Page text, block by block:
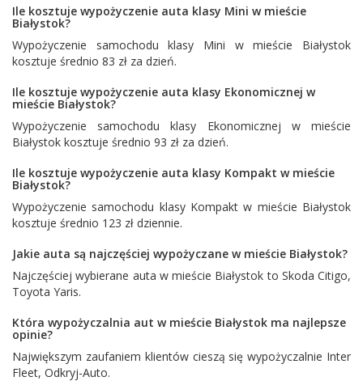
Ile kosztuje wypożyczenie auta klasy Mini w mieście
Białystok?
Wypożyczenie samochodu klasy Mini w mieście Białystok
kosztuje średnio 83 zł za dzień.
Ile kosztuje wypożyczenie auta klasy Ekonomicznej w
mieście Białystok?
Wypożyczenie samochodu klasy Ekonomicznej w mieście
Białystok kosztuje średnio 93 zł za dzień.
Ile kosztuje wypożyczenie auta klasy Kompakt w mieście
Białystok?
Wypożyczenie samochodu klasy Kompakt w mieście Białystok
kosztuje średnio 123 zł dziennie.
Jakie auta są najczęściej wypożyczane w mieście Białystok?
Najczęściej wybierane auta w mieście Białystok to Skoda Citigo,
Toyota Yaris.
Która wypożyczalnia aut w mieście Białystok ma najlepsze
opinie?
Największym zaufaniem klientów cieszą się wypożyczalnie Inter
Fleet, Odkryj-Auto.